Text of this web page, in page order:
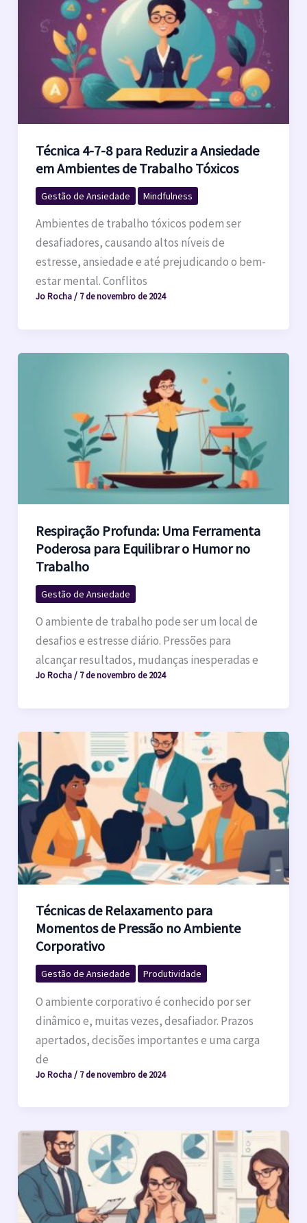
Técnica 4-7-8 para Reduzir a Ansiedade
em Ambientes de Trabalho Tóxicos
Gestão de Ansiedade Mindfulness
Ambientes de trabalho tóxicos podem ser
desafiadores, causando altos níveis de
estresse, ansiedade e até prejudicando o bem-
estar mental. Conflitos
Jo Rocha/ 7 de novembro de 2024
Respiração Profunda: Uma Ferramenta
Poderosa para Equilibrar o Humor no
Trabalho
Gestão de Ansiedade
O ambiente de trabalho pode ser um local de
desafios e estresse diário. Pressões para
alcançar resultados, mudanças inesperadas e
Jo Rocha/ 7 de novembro de 2024
Técnicas de Relaxamento para
Momentos de Pressão no Ambiente
Corporativo
Gestão de Ansiedade Produtividade
O ambiente corporativo é conhecido por ser
dinâmico e, muitas vezes, desafiador. Prazos
apertados, decisões importantes e uma carga
de
Jo Rocha/ 7 de novembro de 2024